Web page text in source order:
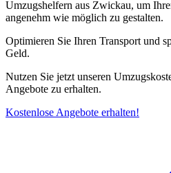
Umzugshelfern aus Zwickau, um
angenehm wie möglich zu gestalten.
Optimieren Sie Ihren Transport und
Geld.
Nutzen Sie jetzt unseren
Angebote zu erhalten.
Kostenlose Angebote erhalten!